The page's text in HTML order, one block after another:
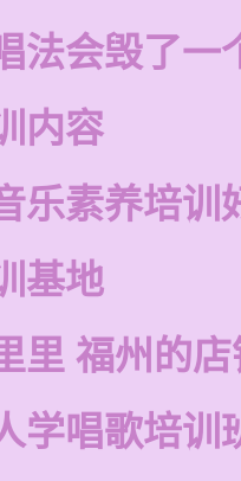
法会毁了一
内容
乐素养培训
基地
里 福州的
学唱歌培训